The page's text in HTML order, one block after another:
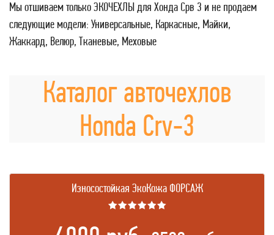
Мы отшиваем только ЭКОЧЕХЛЫ для Хонда Срв 3 и не продаем
следующие модели: Универсальные, Каркасные, Майки,
Жаккард, Велюр, Тканевые, Меховые
Каталог авточехлов
Honda Crv-3
Износостойкая ЭкоКожа ФОРСАЖ
★★★★★★